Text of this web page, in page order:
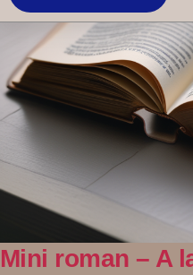
Mini roman – A